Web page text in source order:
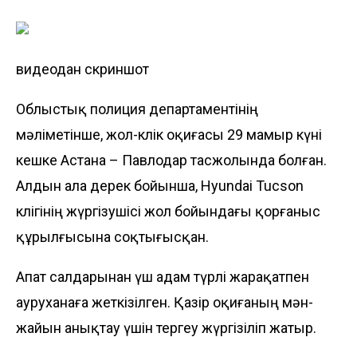
видеодан скриншот
Облыстық полиция департаментінің
мәліметінше, жол-көлік оқиғасы 29 мамыр күні
кешке Астана – Павлодар тасжолында болған.
Алдын ала дерек бойынша, Hyundai Tucson
көлігінің жүргізушісі жол бойындағы қорғаныс
құрылғысына соқтығысқан.
Апат салдарынан үш адам түрлі жарақатпен
ауруханаға жеткізілген. Қазір оқиғаның мән-
жайын анықтау үшін тергеу жүргізіліп жатыр.